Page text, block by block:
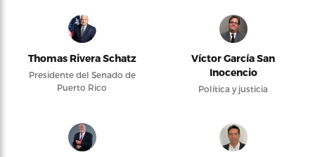
Thomas Rivera Schatz
Presidente del Senado de
Puerto Rico
Víctor García San
Inocencio
Política y justicia